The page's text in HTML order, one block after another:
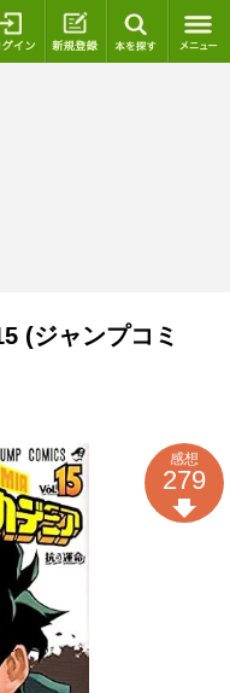
ログイン 新規登録
(ジャンプコミ
感想
279